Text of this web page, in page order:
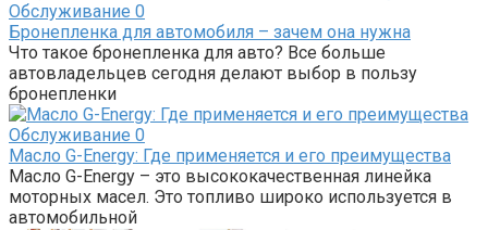
Обслуживание 0
Бронепленка для автомобиля – зачем она нужна
Что такое бронепленка для авто? Все больше
автовладельцев сегодня делают выбор в пользу
бронепленки
Обслуживание 0
Масло G-Energy: Где применяется и его преимущества
Масло G-Energy – это высококачественная линейка
моторных масел. Это топливо широко используется в
автомобильной